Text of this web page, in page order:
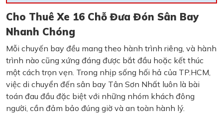
Cho Thuê Xe 16 Chỗ Đưa Đón Sân Bay
Nhanh Chóng
Mỗi chuyến bay đều mang theo hành trình riêng, và hành
trình nào cũng xứng đáng được bắt đầu hoặc kết thúc
một cách trọn vẹn. Trong nhịp sống hối hả của TP.HCM,
việc di chuyển đến sân bay Tân Sơn Nhất luôn là bài
toán đau đầu đặc biệt với những nhóm khách đông
người, cần đảm bảo đúng giờ và an toàn hành lý.